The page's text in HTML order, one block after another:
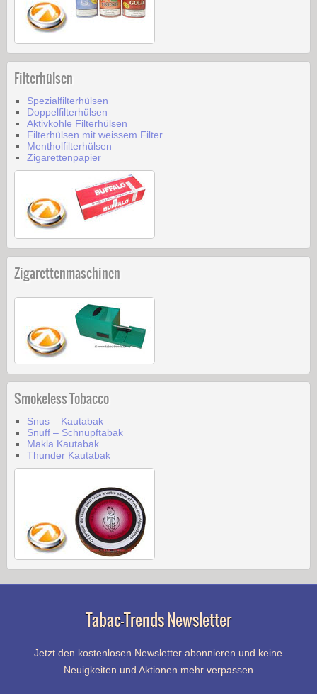
Filterhülsen
Spezialfilterhülsen
Doppelfilterhülsen
Aktivkohle Filterhülsen
Filterhülsen mit weissem Filter
Mentholfilterhülsen
Zigarettenpapier
Zigarettenmaschinen
Smokeless Tobacco
Snus – Kautabak
Snuff – Schnupftabak
Makla Kautabak
Thunder Kautabak
Tabac-Trends Newsletter
Jetzt den kostenlosen Newsletter abonnieren und keine
Neuigkeiten und Aktionen mehr verpassen